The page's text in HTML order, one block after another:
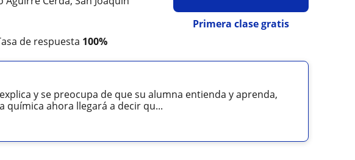
Primera clase gratis
Tasa de respuesta 100%
y se preocupa de que su alumna entienda y aprenda,
química ahora llegará a decir qu...